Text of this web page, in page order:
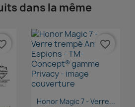
dans la même
Aperçu rapide
Honor Magic 7 - Verre...
favorite_border